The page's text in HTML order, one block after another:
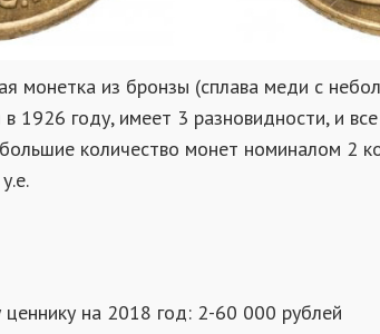
монетка из бронзы (сплава меди с
1926 году, имеет 3 разновидности, и
количество монет номиналом 2
ценнику на 2018 год: 2-60 000 рублей